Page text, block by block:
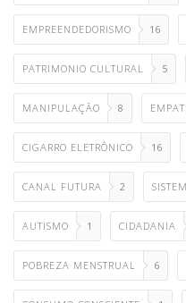
EMPREENDEDORISMO 16
PATRIMONIO CULTURAL 5
MANIPULAÇÃO 8
CIGARRO ELETRÔNICO 16
CANAL FUTURA 2
AUTISMO 1 CIDADANIA
POBREZA MENSTRUAL 6